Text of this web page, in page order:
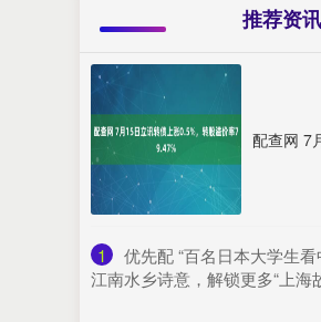
推荐资讯
1
优先配 “百名日本大学生
江南水乡诗意，解锁更多“上海